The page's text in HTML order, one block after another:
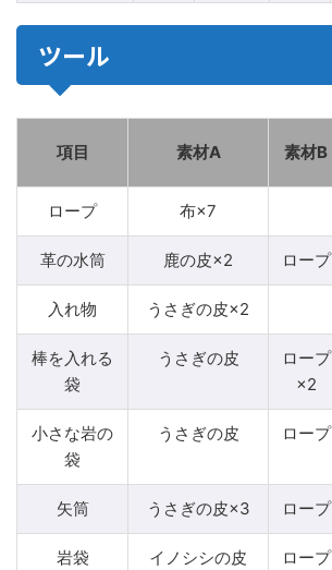
ツール
項目 素材A 素材B
ロープ 布×7
革の水筒 鹿の皮×2 ロープ
入れ物 うさぎの皮×2
棒を入れる
袋
うさぎの皮
ロープ
×2
小さな岩の
袋
うさぎの皮 ロープ
矢筒 うさぎの皮×3 ロープ
岩袋 イノシシの皮
ロープ